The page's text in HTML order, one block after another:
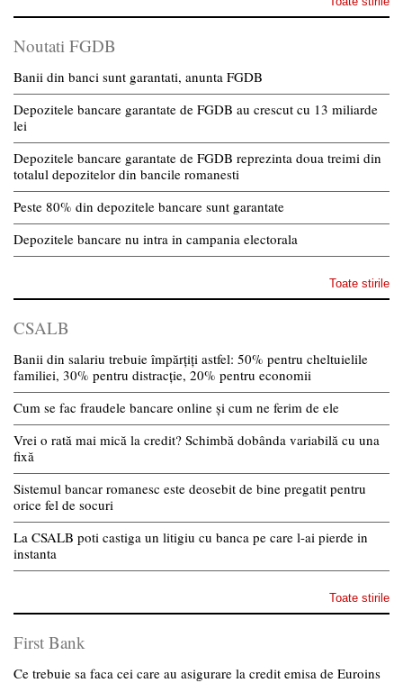
Noutati FGDB
Banii din banci sunt garantati, anunta FGDB
Depozitele bancare garantate de FGDB au crescut cu 13 miliarde
lei
Depozitele bancare garantate de FGDB reprezinta doua treimi din
totalul depozitelor din bancile romanesti
Peste 80% din depozitele bancare sunt garantate
Depozitele bancare nu intra in campania electorala
Toate stirile
CSALB
Banii din salariu trebuie împărțiți astfel: 50% pentru cheltuielile
familiei, 30% pentru distracție, 20% pentru economii
Cum se fac fraudele bancare online și cum ne ferim de ele
Vrei o rată mai mică la credit? Schimbă dobânda variabilă cu una
fixă
Sistemul bancar romanesc este deosebit de bine pregatit pentru
orice fel de socuri
La CSALB poti castiga un litigiu cu banca pe care l-ai pierde in
instanta
Toate stirile
First Bank
Ce trebuie sa faca cei care au asigurare la credit emisa de Euroins